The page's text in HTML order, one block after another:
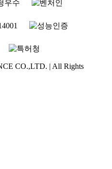
CO.,LTD. | All Rights